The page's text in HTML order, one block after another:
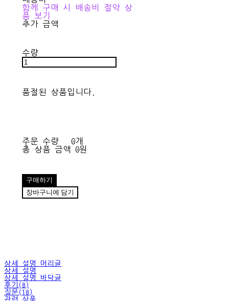
함께 구매 시 배송비 절약 상
품 보기
추가 금액
수량
품절된 상품입니다.
주문 수량
0개
총 상품 금액
0원
구매하기
장바구니에 담기
상세 설명 머리글
상세 설명
상세 설명 바닥글
후기(0)
질문(10)
관련 상품